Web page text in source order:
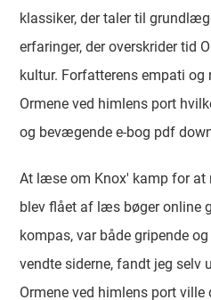
klassiker, der taler til
erfaringer, der overskrider tid
kultur. Forfatterens empati
Ormene ved himlens port
og bevægende e-bog pdf
At læse om Knox' kamp for at
blev flået af læs bøger online
kompas, var både gripende
vendte siderne, fandt jeg selv
Ormene ved himlens port